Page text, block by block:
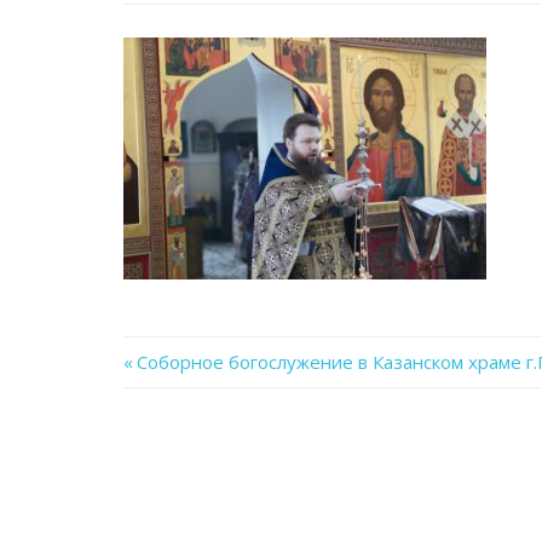
Previous
Соборное богослужение в Казанском храме